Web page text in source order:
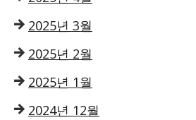
2025년 3월
2025년 2월
2025년 1월
2024년 12월